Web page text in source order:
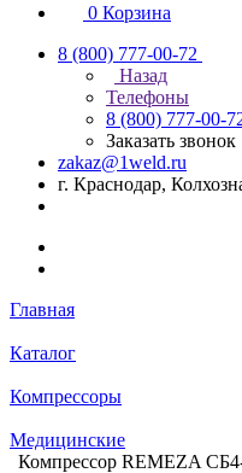
0 Корзина
8 (800) 777-00-72
Назад
Телефоны
8 (800) 777-00-
Заказать звонок
zakaz@1weld.ru
г. Краснодар,
Главная
Каталог
Компрессоры
Медицинские
Компрессор REMEZA